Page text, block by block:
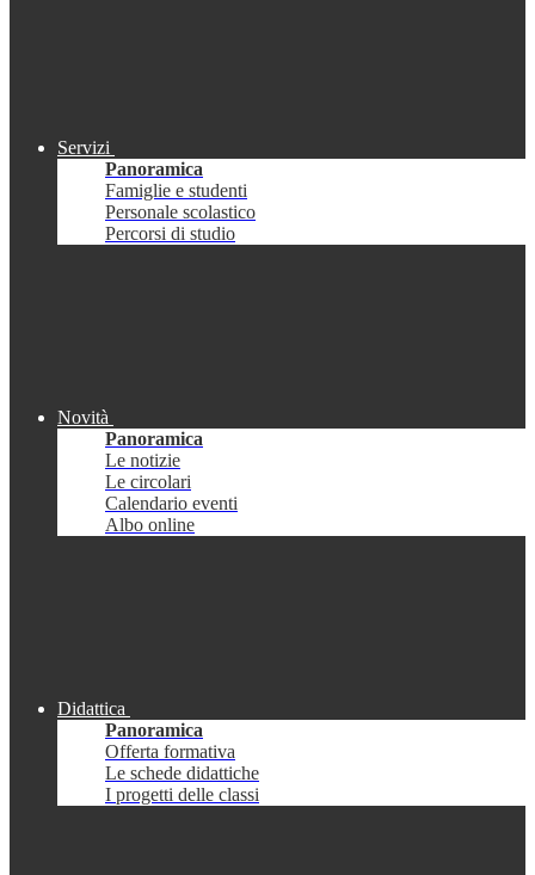
Servizi
Panoramica
Famiglie e studenti
Personale scolastico
Percorsi di studio
Novità
Panoramica
Le notizie
Le circolari
Calendario eventi
Albo online
Didattica
Panoramica
Offerta formativa
Le schede didattiche
I progetti delle classi